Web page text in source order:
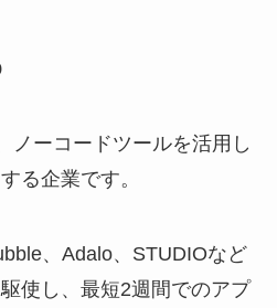
ノーコードツールを活用し
る企業です。
、Adalo、STUDIOなど
使し、最短2週間でのアプ